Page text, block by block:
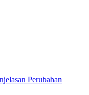
Perubahan